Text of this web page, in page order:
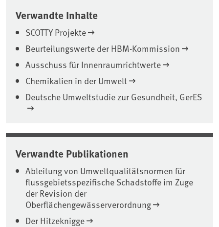
Verwandte Inhalte
SCOTTY Projekte
Beurteilungswerte der HBM-Kommission
Ausschuss für Innenraumrichtwerte
Chemikalien in der Umwelt
Deutsche Umweltstudie zur Gesundheit, GerES
Verwandte Publikationen
Ableitung von Umweltqualitätsnormen für
flussgebietsspezifische Schadstoffe im Zuge
der Revision der
Oberflächengewässerverordnung
Der Hitzeknigge